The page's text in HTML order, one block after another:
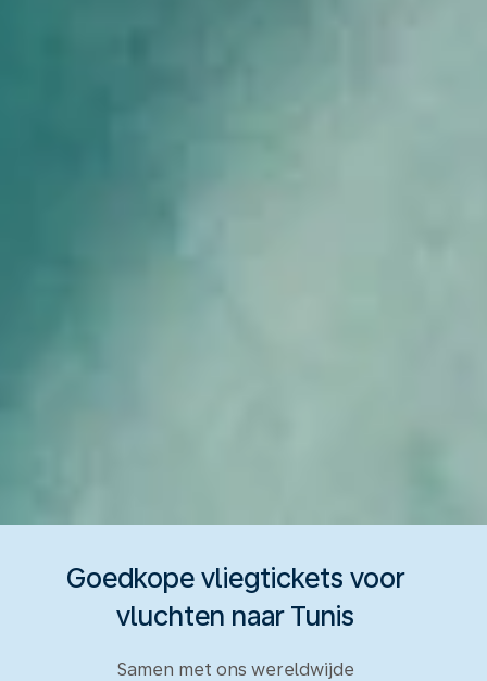
Goedkope vliegtickets voor
vluchten naar Tunis
Samen met ons wereldwijde